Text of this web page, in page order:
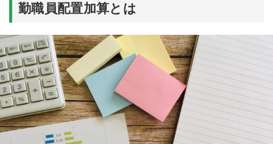
勤職員配置加算とは